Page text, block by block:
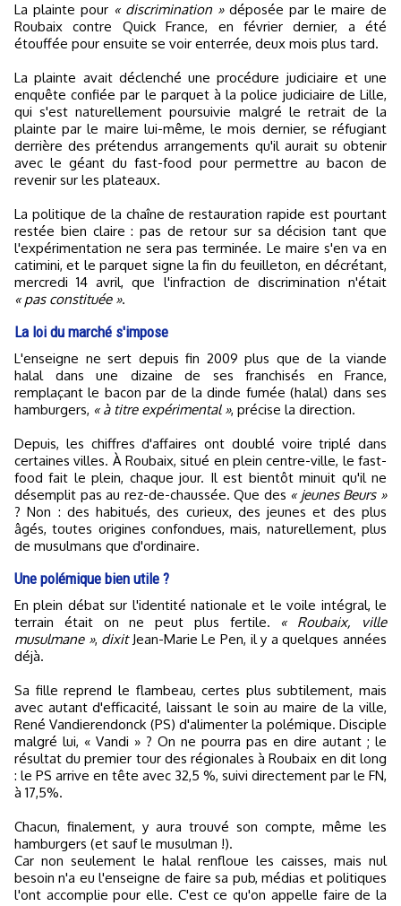
La plainte pour « discrimination »déposée par le maire de
Roubaix contre Quick France, en février dernier, a été
étouffée pour ensuite se voir enterrée, deux mois plus tard.
La plainte avait déclenché une procédure judiciaire et une
enquête confiée par le parquet à la police judiciaire de Lille,
qui s'est naturellement poursuivie malgré le retrait de la
plainte par le maire lui-même, le mois dernier, se réfugiant
derrière des prétendus arrangements qu'il aurait su obtenir
avec le géant du fast-food pour permettre au bacon de
revenir sur les plateaux.
La politique de la chaîne de restauration rapide est pourtant
restée bien claire : pas de retour sur sa décision tant que
l'expérimentation ne sera pas terminée. Le maire s'en va en
catimini, et le parquet signe la fin du feuilleton, en décrétant,
mercredi 14 avril, que l'infraction de discrimination n'était
« pas constituée ».
La loi du marché s'impose
L'enseigne ne sert depuis fin 2009 plus que de la viande
halal dans une dizaine de ses franchisés en France,
remplaçant le bacon par de la dinde fumée (halal) dans ses
hamburgers, « à titre expérimental », précise la direction.
Depuis, les chiffres d'affaires ont doublé voire triplé dans
certaines villes. À Roubaix, situé en plein centre-ville, le fast-
food fait le plein, chaque jour. Il est bientôt minuit qu'il ne
désemplit pas au rez-de-chaussée. Que des « jeunes Beurs »
? Non : des habitués, des curieux, des jeunes et des plus
âgés, toutes origines confondues, mais, naturellement, plus
de musulmans que d'ordinaire.
Une polémique bien utile ?
En plein débat sur l'identité nationale et le voile intégral, le
terrain était on ne peut plus fertile. « Roubaix, ville
musulmane », dixit Jean-Marie Le Pen, il y a quelques années
déjà.
Sa fille reprend le flambeau, certes plus subtilement, mais
avec autant d'efficacité, laissant le soin au maire de la ville,
René Vandierendonck (PS) d'alimenter la polémique. Disciple
malgré lui, « Vandi » ? On ne pourra pas en dire autant ; le
résultat du premier tour des régionales à Roubaix en dit long
: le PS arrive en tête avec 32,5 %, suivi directement par le FN,
à 17,5%.
Chacun, finalement, y aura trouvé son compte, même les
hamburgers (et sauf le musulman !).
Car non seulement le halal renfloue les caisses, mais nul
besoin n'a eu l'enseigne de faire sa pub, médias et politiques
l'ont accomplie pour elle. C'est ce qu'on appelle faire de la